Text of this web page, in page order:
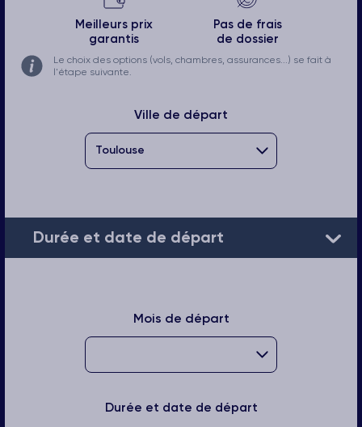
Meilleurs prix
garantis
Pas de frais
de dossier
Le choix des options (vols, chambres, assurances...) se fait à
l'étape suivante.
Ville de départ
Durée et date de départ
Mois de départ
Durée et date de départ